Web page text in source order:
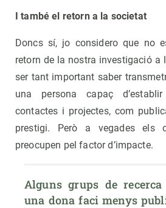
I també el retorn a la societat
Doncs sí, jo considero que no
retorn de la nostra investigació a
ser tant important saber
una persona capaç
contactes i projectes, com
prestigi. Però a vegades els
preocupen pel factor d’impacte.
Alguns grups de
una dona faci menys